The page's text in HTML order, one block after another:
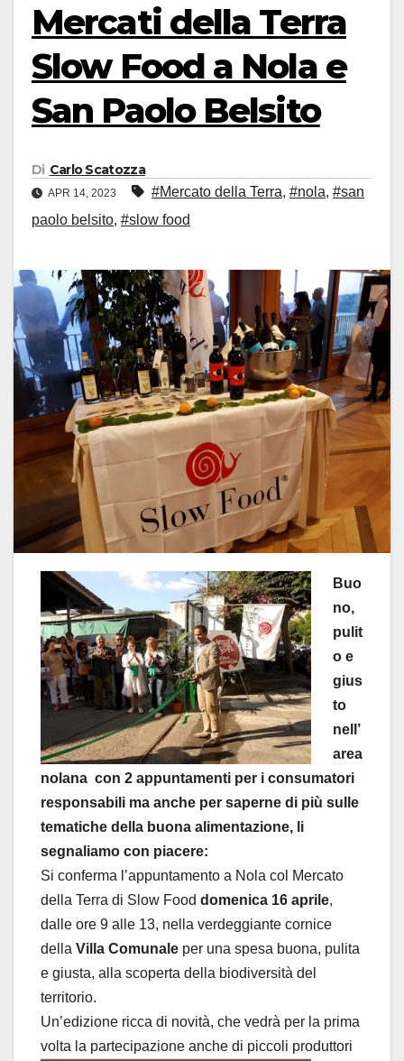
Mercati della Terra
Slow Food a Nola e
San Paolo Belsito
Di Carlo Scatozza
APR 14, 2023 #Mercato della Terra, #nola, #san
paolo belsito, #slow food
Buo
no,
pulit
o e
gius
to
nell’
area
nolana con 2 appuntamenti per i consumatori
responsabili ma anche per saperne di più sulle
tematiche della buona alimentazione, li
segnaliamo con piacere:
Si conferma l’appuntamento a Nola col Mercato
della Terra di Slow Food domenica 16 aprile,
dalle ore 9 alle 13, nella verdeggiante cornice
della Villa Comunale per una spesa buona, pulita
e giusta, alla scoperta della biodiversità del
territorio.
Un’edizione ricca di novità, che vedrà per la prima
volta la partecipazione anche di piccoli produttori